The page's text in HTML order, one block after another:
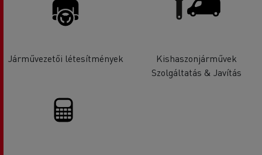
Járművezetői létesítmények
Kishaszonjárművek
Szolgáltatás & Javítás